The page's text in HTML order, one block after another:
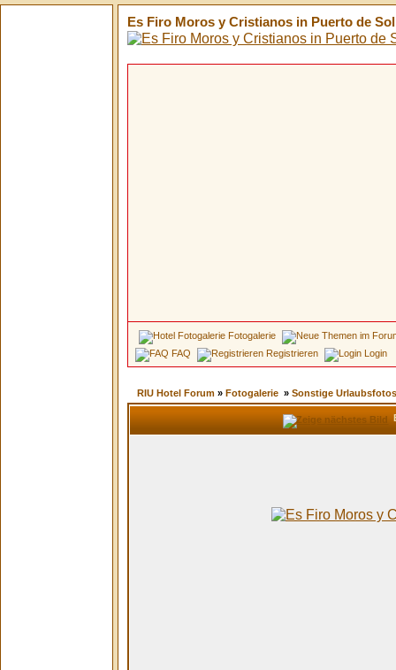
Es Firo Moros y Cristianos in Puerto de
Fotogalerie
FAQ
Registrieren Login
RIU Hotel Forum »Fotogalerie »Sonstige